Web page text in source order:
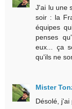
J'ai lu une
soir : la
équipes
penses
eux... ça
qu'ils ne
Mister
Désolé, j'ai